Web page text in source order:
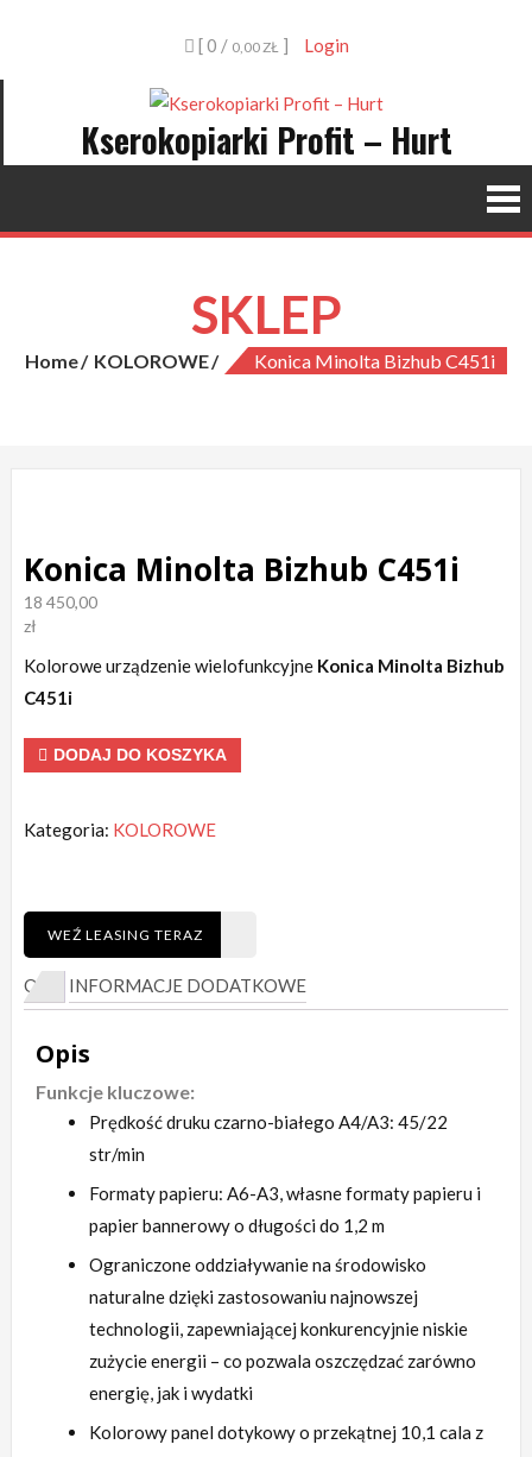
content
[ 0 / 0,00 ZŁ ] Login
Kserokopiarki Profit – Hurt
SKLEP
Home KOLOROWE Konica Minolta Bizhub C451i
Konica Minolta Bizhub C451i
18 450,00
zł
Kolorowe urządzenie wielofunkcyjne Konica Minolta Bizhub
C451i
ilośćDODAJ DO KOSZYKA
Kategoria: KOLOROWE
WEŹ LEASING TERAZ
OPIS INFORMACJE DODATKOWE
Opis
Funkcje kluczowe:
Prędkość druku czarno-białego A4/A3: 45/22
str/min
Formaty papieru: A6-A3, własne formaty papieru i
papier bannerowy o długości do 1,2 m
Ograniczone oddziaływanie na środowisko
naturalne dzięki zastosowaniu najnowszej
technologii, zapewniającej konkurencyjnie niskie
zużycie energii – co pozwala oszczędzać zarówno
energię, jak i wydatki
Kolorowy panel dotykowy o przekątnej 10,1 cala z